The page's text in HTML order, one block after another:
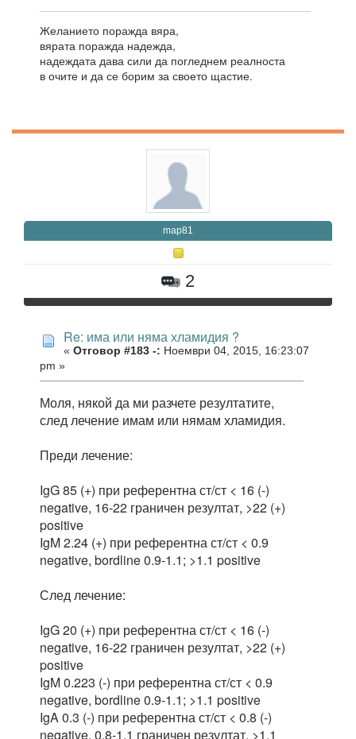
Желанието поражда вяра,
вярата поражда надежда,
надеждата дава сили да погледнем реалноста
в очите и да се борим за своето щастие.
map81
2
Re: има или няма хламидия ?
« Отговор #183 -: Ноември 04, 2015, 16:23:07
pm »
Моля, някой да ми разчете резултатите,
след лечение имам или нямам хламидия.
Преди лечение:
IgG 85 (+) при референтна ст/ст < 16 (-)
negative, 16-22 граничен резултат, >22 (+)
positive
IgM 2.24 (+) при референтна ст/ст < 0.9
negative, bordline 0.9-1.1; >1.1 positive
След лечение:
IgG 20 (+) при референтна ст/ст < 16 (-)
negative, 16-22 граничен резултат, >22 (+)
positive
IgM 0.223 (-) при референтна ст/ст < 0.9
negative, bordline 0.9-1.1; >1.1 positive
IgA 0.3 (-) при референтна ст/ст < 0.8 (-)
negative, 0.8-1.1 граничен резултат, >1.1